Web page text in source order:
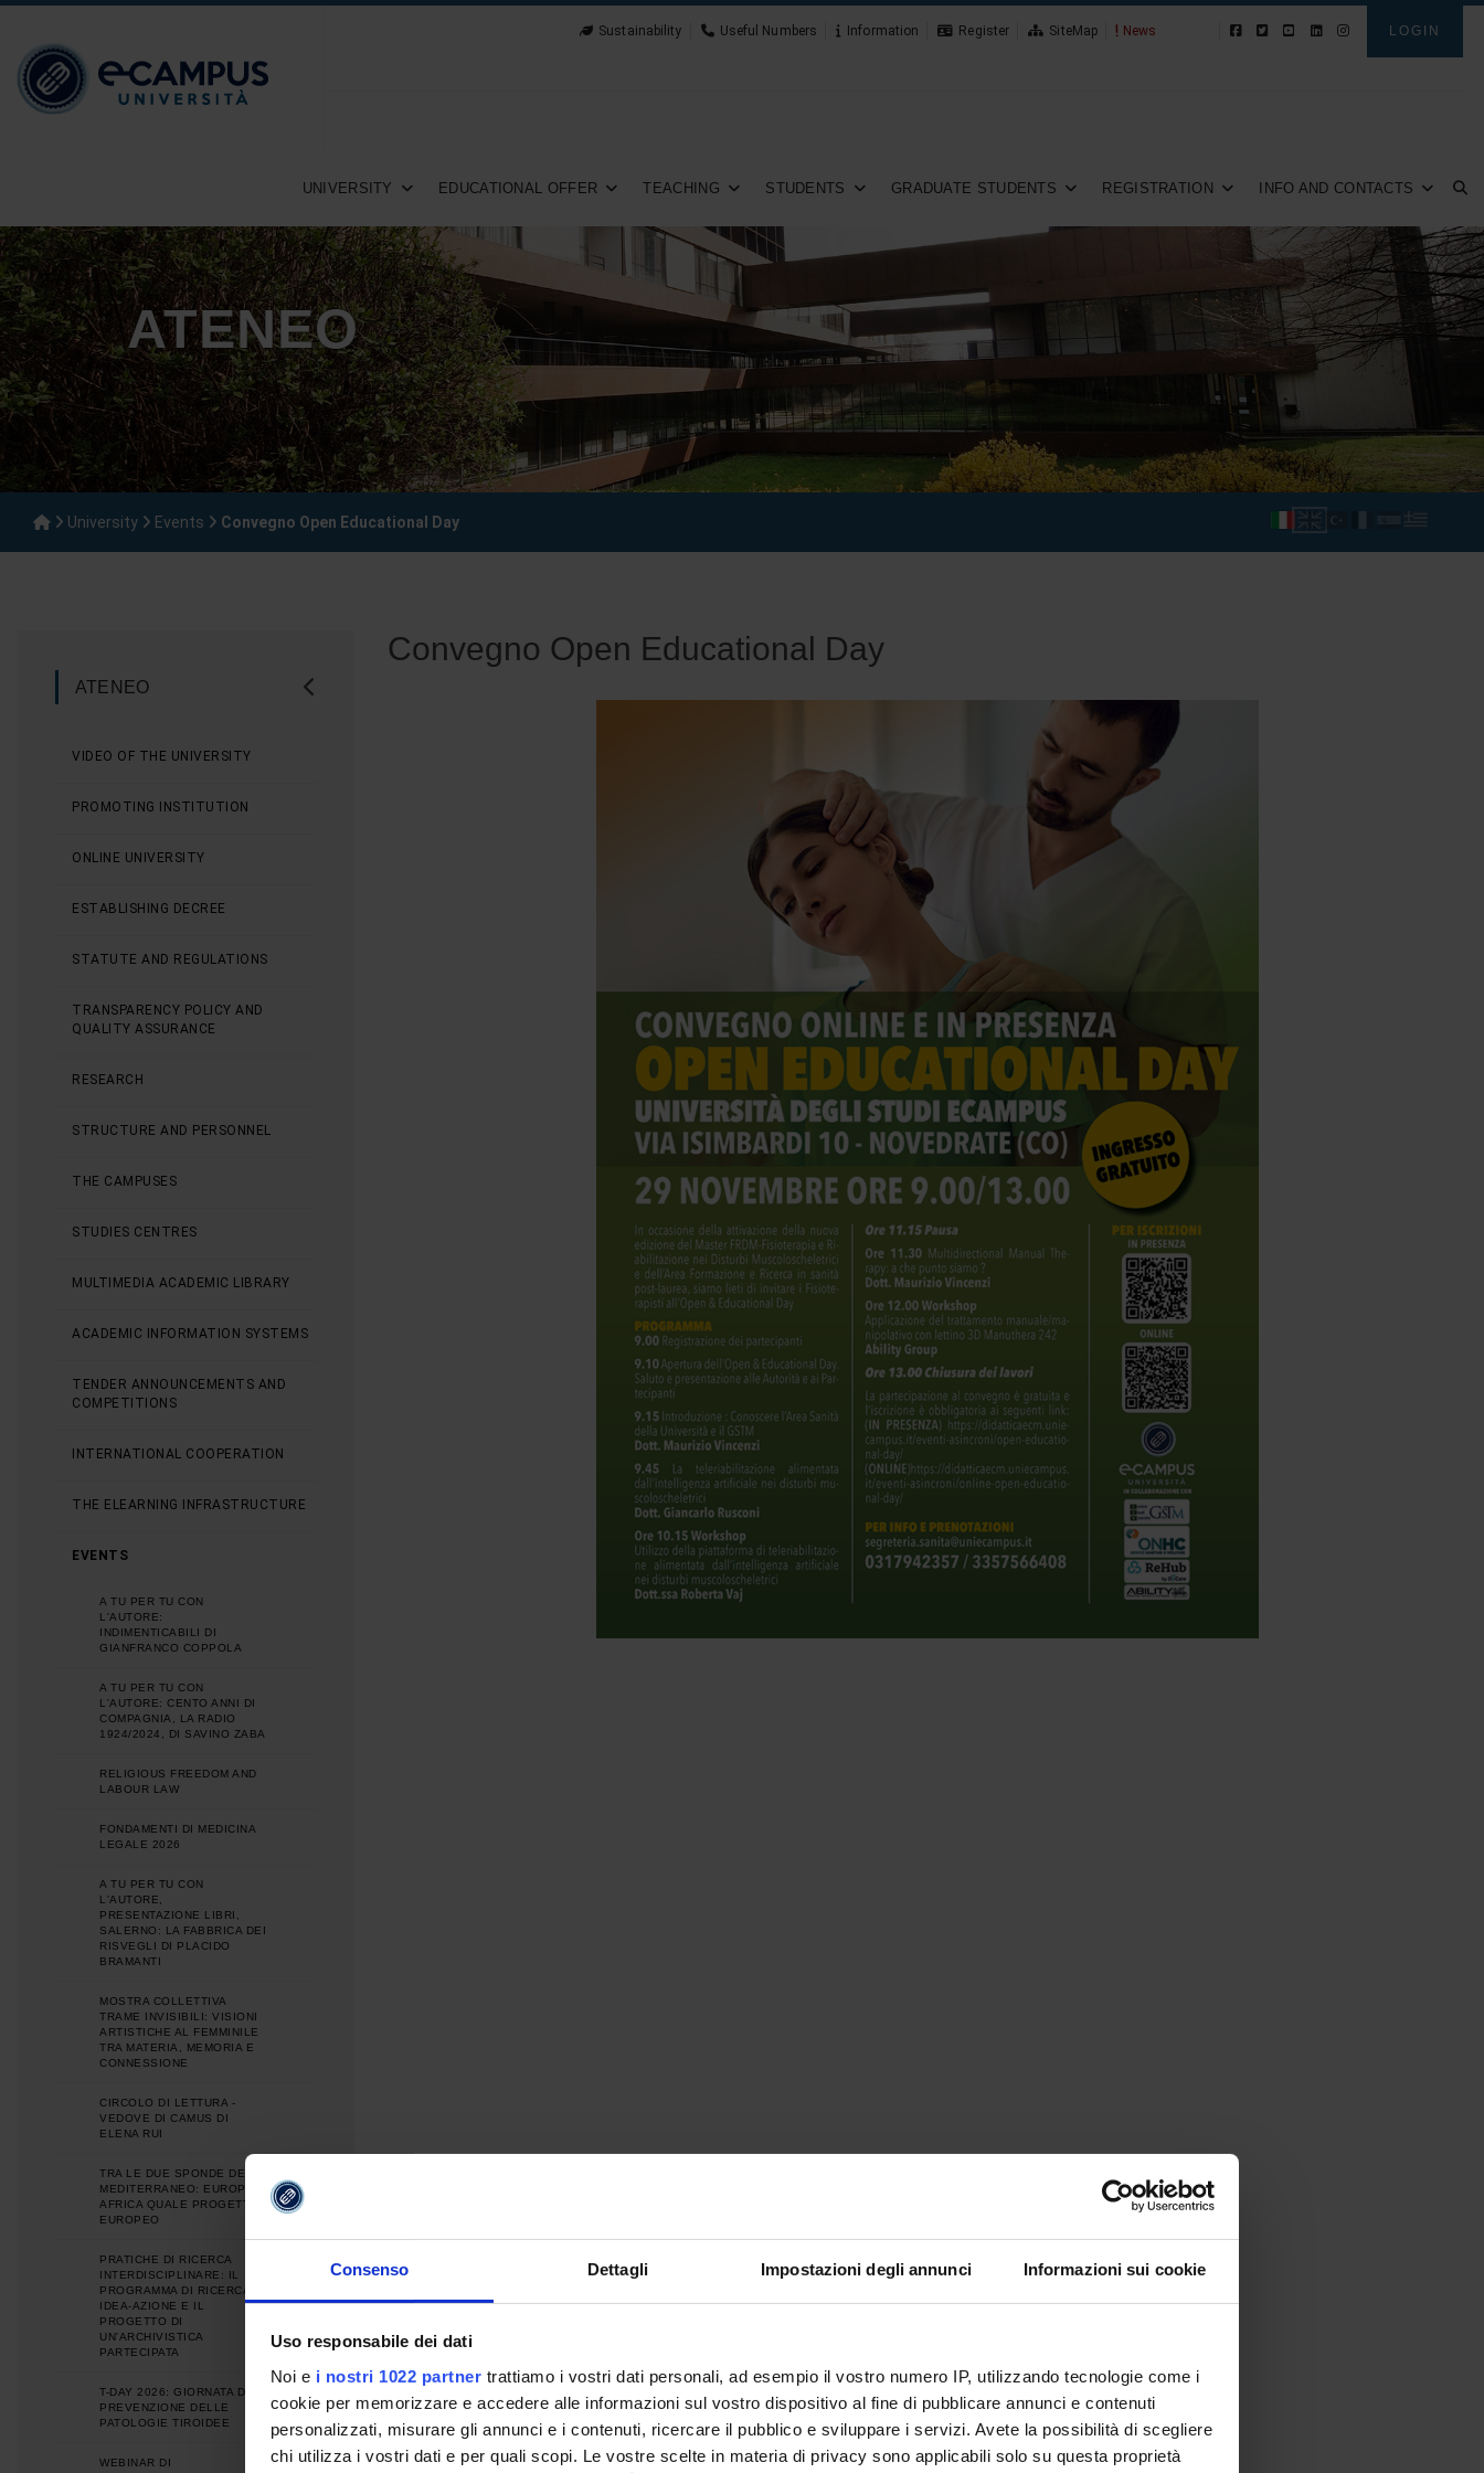
Consenso Dettagli Impostazioni degli annunci Informazioni sui cookie
Uso responsabile dei dati
Noi e i nostri 1022 partner trattiamo i vostri dati personali, ad esempio il vostro numero IP, utilizzando tecnologie come i
cookie per memorizzare e accedere alle informazioni sul vostro dispositivo al fine di pubblicare annunci e contenuti
personalizzati, misurare gli annunci e i contenuti, ricercare il pubblico e sviluppare i servizi. Avete la possibilità di scegliere
chi utilizza i vostri dati e per quali scopi. Le vostre scelte in materia di privacy sono applicabili solo su questa proprietà
Sustainability Useful Numbers Information Register SiteMap Student App LOGIN
UNIVERSITY EDUCATIONAL OFFER TEACHING STUDENTS GRADUATE STUDENTS REGISTRATION INFO AND CONTACTS
ATENEO
University Events Convegno Open Educational Day
ATENEO
VIDEO OF THE UNIVERSITY
PROMOTING INSTITUTION
ONLINE UNIVERSITY
ESTABLISHING DECREE
STATUTE AND REGULATIONS
TRANSPARENCY POLICY AND
QUALITY ASSURANCE
RESEARCH
STRUCTURE AND PERSONNEL
THE CAMPUSES
STUDIES CENTRES
MULTIMEDIA ACADEMIC LIBRARY
ACADEMIC INFORMATION SYSTEMS
TENDER ANNOUNCEMENTS AND
COMPETITIONS
INTERNATIONAL COOPERATION
THE ELEARNING INFRASTRUCTURE
EVENTS
A TU PER TU CON
L'AUTORE:
INDIMENTICABILI DI
GIANFRANCO COPPOLA
A TU PER TU CON
L'AUTORE: CENTO ANNI DI
COMPAGNIA, LA RADIO
1924/2024, DI SAVINO ZABA
RELIGIOUS FREEDOM AND
LABOUR LAW
FONDAMENTI DI MEDICINA
LEGALE 2026
A TU PER TU CON
L'AUTORE,
PRESENTAZIONE LIBRI,
SALERNO: LA FABBRICA DEI
RISVEGLI DI PLACIDO
BRAMANTI
MOSTRA COLLETTIVA
TRAME INVISIBILI: VISIONI
ARTISTICHE AL FEMMINILE
TRA MATERIA, MEMORIA E
CONNESSIONE
CIRCOLO DI LETTURA -
VEDOVE DI CAMUS DI
ELENA RUI
TRA LE DUE SPONDE DEL
MEDITERRANEO: EUROPA E
AFRICA QUALE PROGETTO
EUROPEO
PRATICHE DI RICERCA
INTERDISCIPLINARE: IL
PROGRAMMA DI RICERCA
IDEA-AZIONE E IL
PROGETTO DI
UN'ARCHIVISTICA
PARTECIPATA
T-DAY 2026: GIORNATA DI
PREVENZIONE DELLE
PATOLOGIE TIROIDEE
WEBINAR DI
Convegno Open Educational Day